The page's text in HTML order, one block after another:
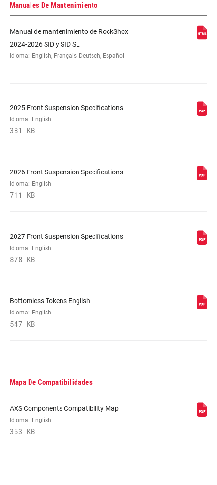
Manuales De Mantenimiento
Manual de mantenimiento de RockShox
2024-2026 SID y SID SL
Idioma: English, Français, Deutsch, Español
2025 Front Suspension Specifications
Idioma: English
381 KB
2026 Front Suspension Specifications
Idioma: English
711 KB
2027 Front Suspension Specifications
Idioma: English
878 KB
Bottomless Tokens English
Idioma: English
547 KB
Mapa De Compatibilidades
AXS Components Compatibility Map
Idioma: English
353 KB